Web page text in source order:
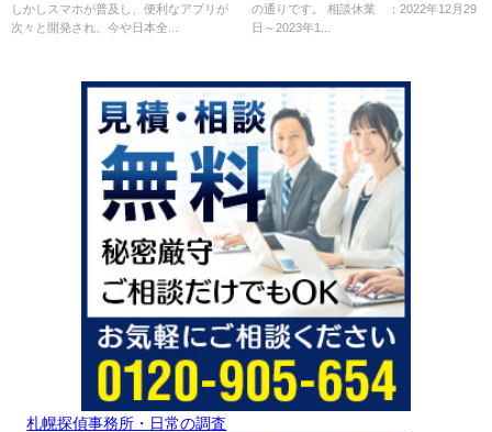
しかしスマホが普及し、便利なアプリが
次々と開発され、今や日本全...
の通りです。 相談休業 ：2022年12月29
日～2023年1...
札幌探偵事務所・日常の調査